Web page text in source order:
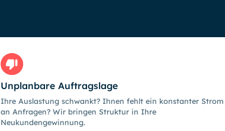
Unplanbare Auftragslage
Ihre Auslastung schwankt? Ihnen fehlt ein konstanter Strom
an Anfragen? Wir bringen Struktur in Ihre
Neukundengewinnung.